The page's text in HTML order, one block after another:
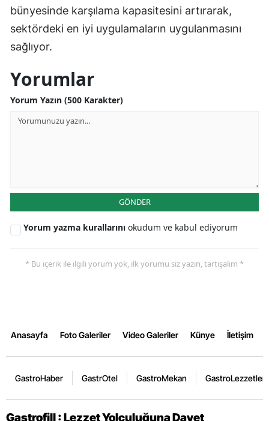
bünyesinde karşılama kapasitesini artırarak,
sektördeki en iyi uygulamaların uygulanmasını
sağlıyor.
Yorumlar
Yorum Yazın (500 Karakter)
GÖNDER
Yorum yazma kurallarını okudum ve kabul ediyorum
* Bu içerik ile ilgili yorum yok, ilk yorumu siz yazın, tartışalım *
Anasayfa Foto Galeriler Video Galeriler Künye İletişim
GastroHaber GastrOtel GastroMekan GastroLezzetler
Gastrofill : Lezzet Yolculuğuna Davet